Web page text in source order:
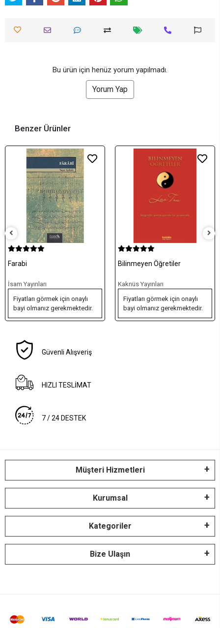
Bu ürün için henüz yorum yapılmadı.
Yorum Yap
Benzer Ürünler
Farabi
İsam Yayınları
Fiyatları görmek için onaylı
bayi olmanız gerekmektedir.
Bilinmeyen Öğretiler
Kaknüs Yayınları
Fiyatları görmek için onaylı
bayi olmanız gerekmektedir.
Güvenli Alışveriş
HIZLI TESLİMAT
7 / 24 DESTEK
Müşteri Hizmetleri
Kurumsal
Kategoriler
Bize Ulaşın